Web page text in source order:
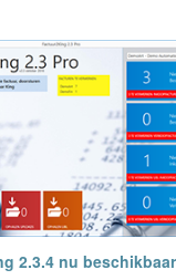
2.3.4 nu beschikbaar